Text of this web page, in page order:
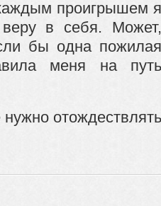
проигрышем я
в себя. Может,
бы одна пожилая
меня на путь